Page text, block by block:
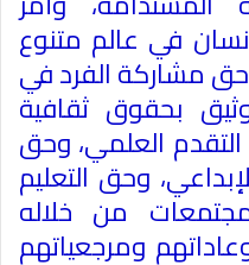
في عالم متنوع
حق مشاركة الفرد في
بحقوق ثقافية
العلمي، وحق
وحق التعليم
من خلاله
ومرجعياتهم